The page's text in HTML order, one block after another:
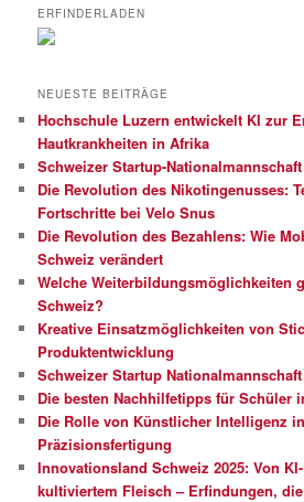
ERFINDERLADEN
NEUESTE BEITRÄGE
Hochschule Luzern entwickelt KI zur
Hautkrankheiten in Afrika
Schweizer Startup-Nationalmannschaft
Die Revolution des Nikotingenusses:
Fortschritte bei Velo Snus
Die Revolution des Bezahlens: Wie
Schweiz verändert
Welche Weiterbildungsmöglichkeiten
Schweiz?
Kreative Einsatzmöglichkeiten von
Produktentwicklung
Schweizer Startup Nationalmannschaft
Die besten Nachhilfetipps für Schüler
Die Rolle von Künstlicher Intelligenz
Präzisionsfertigung
Innovationsland Schweiz 2025: Von
kultiviertem Fleisch – Erfindungen,